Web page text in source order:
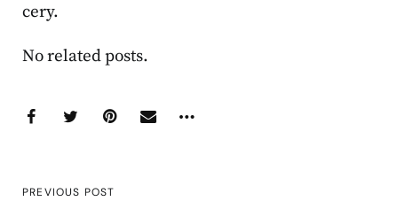
cery.
No related posts.
PREVIOUS POST